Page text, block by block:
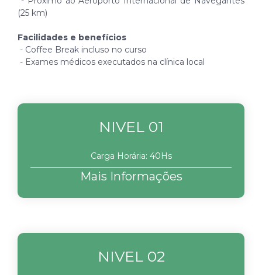
(25 km)
Facilidades e benefícios
- Coffee Break incluso no curso
- Exames médicos executados na clínica local
NIVEL 01
Carga Horária: 40Hs
Mais Informações
NIVEL 02